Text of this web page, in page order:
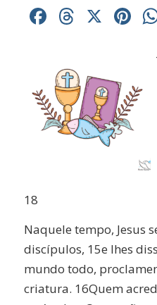
Facebook
X
18
Naquele tempo, Jesus
discípulos, 15e lhes
mundo todo,
criatura. 16Quem